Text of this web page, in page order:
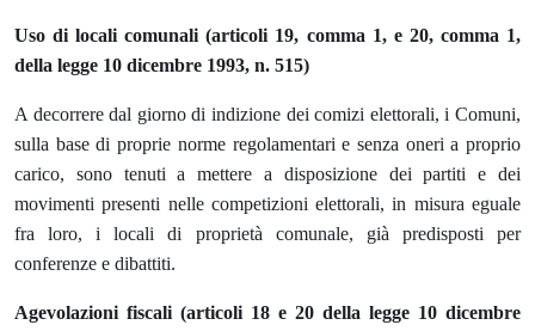
Uso di locali comunali (articoli 19, comma 1, e 20, comma 1,
della legge 10 dicembre 1993, n. 515)
A decorrere dal giorno di indizione dei comizi elettorali, i Comuni,
sulla base di proprie norme regolamentari e senza oneri a proprio
carico, sono tenuti a mettere a disposizione dei partiti e dei
movimenti presenti nelle competizioni elettorali, in misura eguale
fra loro, i locali di proprietà comunale, già predisposti per
conferenze e dibattiti.
Agevolazioni fiscali (articoli 18 e 20 della legge 10 dicembre